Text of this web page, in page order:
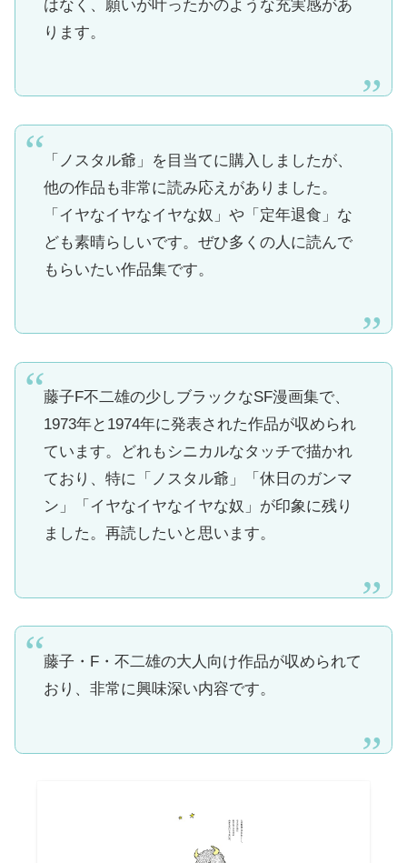
はなく、願いが叶ったかのような充実感があ
ります。
「ノスタル爺」を目当てに購入しましたが、
他の作品も非常に読み応えがありました。
「イヤなイヤなイヤな奴」や「定年退食」な
ども素晴らしいです。ぜひ多くの人に読んで
もらいたい作品集です。
藤子F不二雄の少しブラックなSF漫画集で、
1973年と1974年に発表された作品が収められ
ています。どれもシニカルなタッチで描かれ
ており、特に「ノスタル爺」「休日のガンマ
ン」「イヤなイヤなイヤな奴」が印象に残り
ました。再読したいと思います。
藤子・F・不二雄の大人向け作品が収められて
おり、非常に興味深い内容です。